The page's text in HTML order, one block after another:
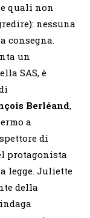
quali non
nessuna
consegna.
un
SAS, è
Berléand,
a
di
protagonista
legge. Juliette
della